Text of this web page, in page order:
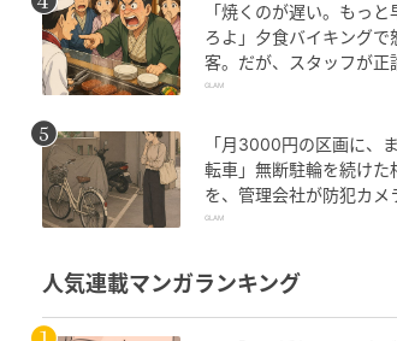
「焼くのが遅い。もっと
ろよ」夕食バイキングで
客。だが、スタッフが正
べた結果
GLAM
「月3000円の区画に、
転車」無断駐輪を続けた
を、管理会社が防犯カメ
定した朝
GLAM
人気連載マンガランキング